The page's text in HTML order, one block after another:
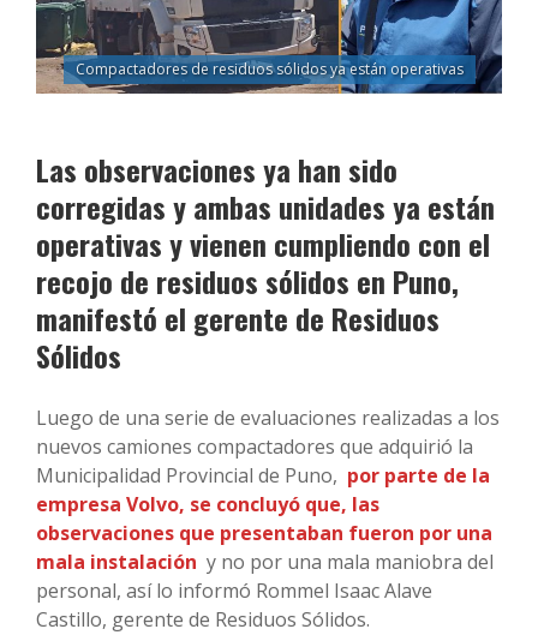
Compactadores de residuos sólidos ya están operativas
Las observaciones ya han sido
corregidas y ambas unidades ya están
operativas y vienen cumpliendo con el
recojo de residuos sólidos en Puno,
manifestó el gerente de Residuos
Sólidos
Luego de una serie de evaluaciones realizadas a los
nuevos camiones compactadores que adquirió la
Municipalidad Provincial de Puno, por parte de la
empresa Volvo, se concluyó que, las
observaciones que presentaban fueron por una
mala instalación y no por una mala maniobra del
personal, así lo informó Rommel Isaac Alave
Castillo, gerente de Residuos Sólidos.